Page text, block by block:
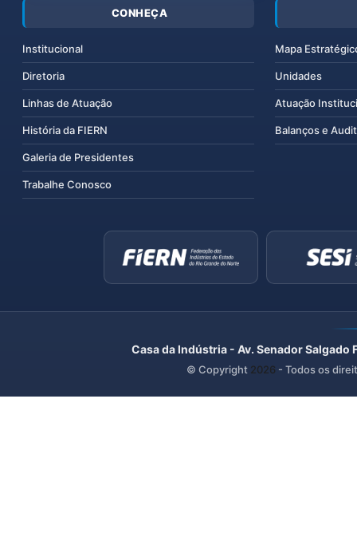
CONHEÇA
Institucional
Diretoria
Linhas de Atuação
História da FIERN
Galeria de Presidentes
Trabalhe Conosco
Mapa
Unidades
Atuação
Balanços e
Casa da Indústria - Av. Senador
© Copyright 2026 - Todos os